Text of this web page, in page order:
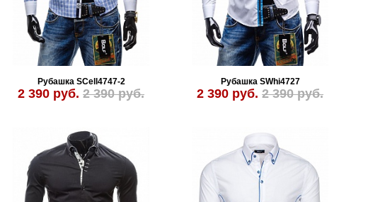
Рубашка SCell4747-2
2 390 руб. 2 390 руб.
Рубашка SWhi4727
2 390 руб. 2 390 руб.